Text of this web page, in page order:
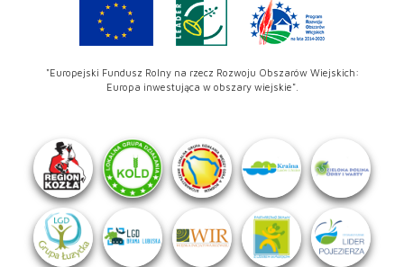
"Europejski Fundusz Rolny na rzecz Rozwoju Obszarów Wiejskich:
Europa inwestująca w obszary wiejskie".